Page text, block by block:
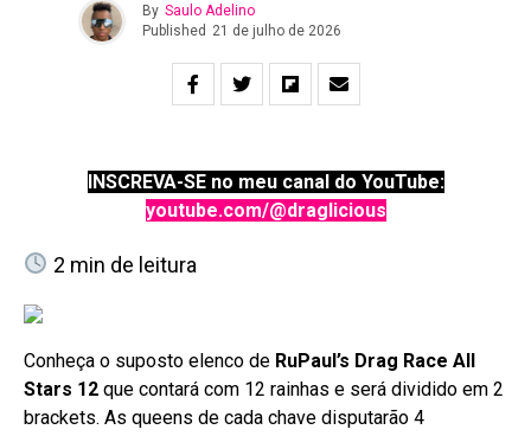
By Saulo Adelino
Published 21 de julho de 2026
INSCREVA-SE no meu canal do YouTube:
youtube.com/@draglicious
2 min de leitura
Conheça o suposto elenco de RuPaul’s Drag Race All
Stars 12 que contará com 12 rainhas e será dividido em 2
brackets. As queens de cada chave disputarão 4